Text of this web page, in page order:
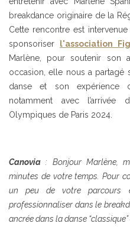
breakdance originaire de la
Cette rencontre est
sponsoriser
l'association
Marlène, pour soutenir son
occasion, elle nous a partagé
danse et son expérience
notamment avec
Olympiques de Paris 2024.
Canovia : Bonjour Marlène,
minutes de votre temps. Pour
un peu de votre parcours
professionnaliser dans le
ancrée dans la danse